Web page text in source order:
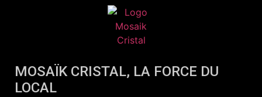
MOSAÏK CRISTAL, LA FORCE DU
LOCAL